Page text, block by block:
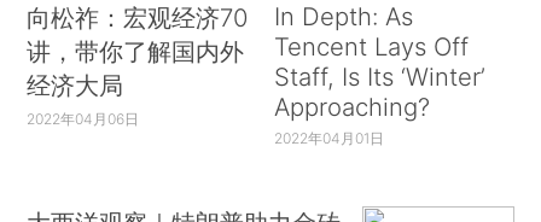
向松祚：宏观经济70
讲，带你了解国内外
经济大局
2022年04月06日
In Depth: As
Tencent Lays Off
Staff, Is Its ‘Winter’
Approaching?
2022年04月01日